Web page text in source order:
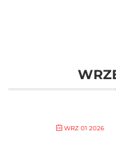
WRZ 01 2026